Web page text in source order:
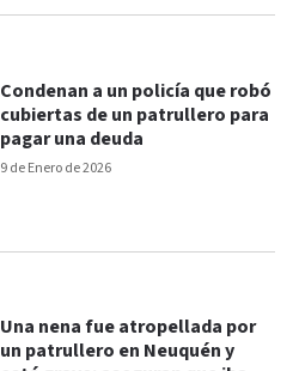
9 de Enero de 2026
Condenan a un policía que robó
cubiertas de un patrullero para
pagar una deuda
Una nena fue atropellada por
un patrullero en Neuquén y